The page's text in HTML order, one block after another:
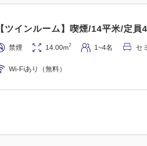
【ツインルーム】喫煙/14平米/定
禁煙 14.00m2 1~4名 セ
Wi-Fiあり（無料）